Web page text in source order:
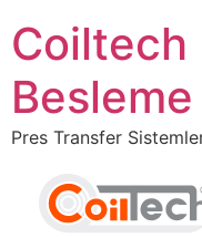
Coiltech
Besleme
Pres Transfer